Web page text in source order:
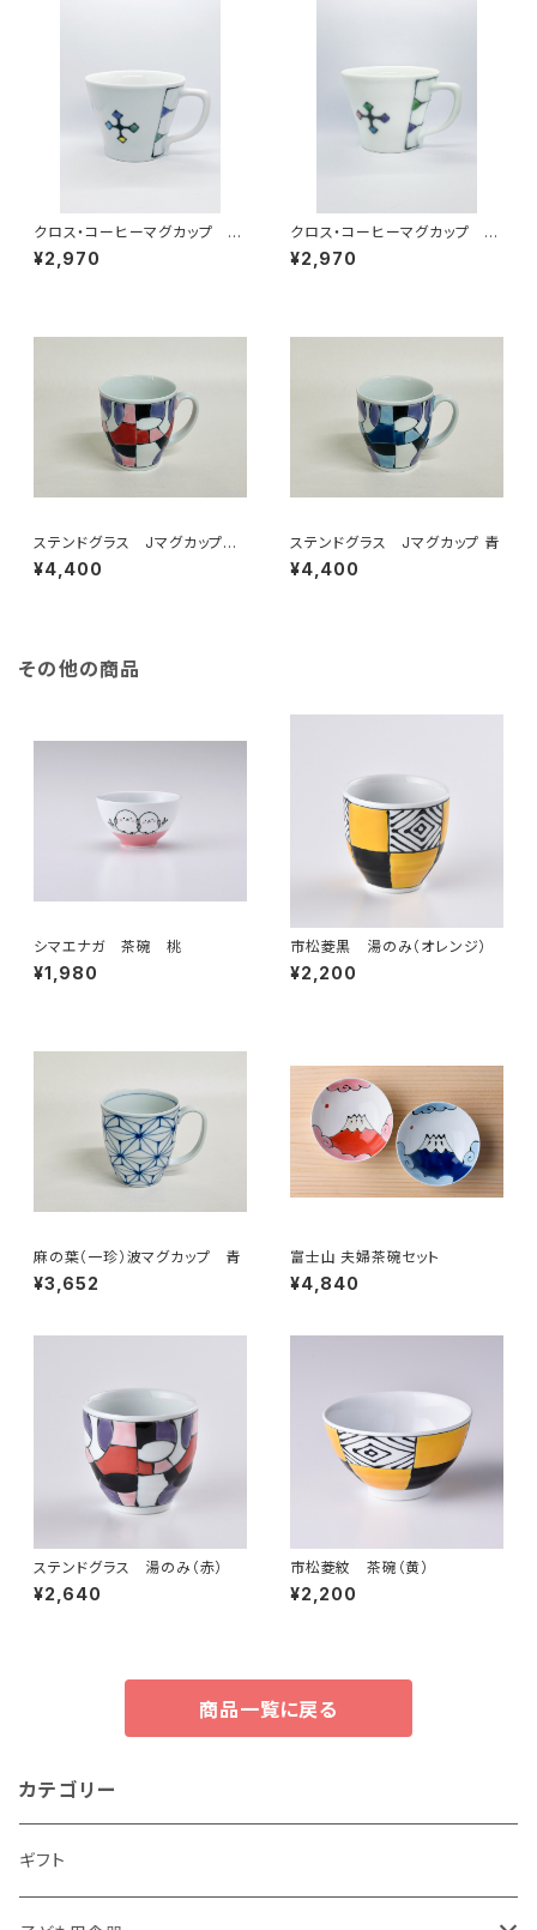
クロス・コーヒーマグカップ ト
ルコブルー
¥2,970
クロス・コーヒーマグカップ ピ
ンク
¥2,970
ステンドグラス Jマグカップ
赤
¥4,400
ステンドグラス Jマグカップ 青
¥4,400
その他の商品
シマエナガ 茶碗 桃
¥1,980
市松菱黒 湯のみ（オレンジ）
¥2,200
麻の葉（一珍）波マグカップ 青
¥3,652
富士山 夫婦茶碗セット
¥4,840
ステンドグラス 湯のみ（赤）
¥2,640
市松菱紋 茶碗（黄）
¥2,200
商品一覧に戻る
カテゴリー
ギフト